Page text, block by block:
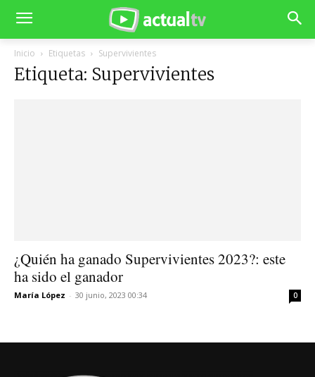
Inicio Etiquetas Supervivientes
Etiqueta: Supervivientes
¿Quién ha ganado Supervivientes 2023?: este
ha sido el ganador
María López - 30 junio, 2023 00:34 0